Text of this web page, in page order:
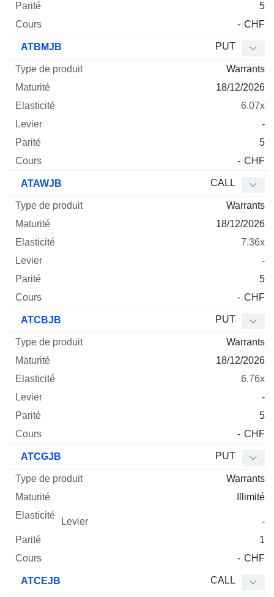
5
- CHF
ATBMJB PUT
Warrants
18/12/2026
6.07x
-
5
- CHF
ATAWJB CALL
Warrants
18/12/2026
7.36x
-
5
- CHF
ATCBJB PUT
Warrants
18/12/2026
6.76x
-
5
- CHF
ATCGJB PUT
Warrants
Illimité
-
1
- CHF
ATCEJB CALL